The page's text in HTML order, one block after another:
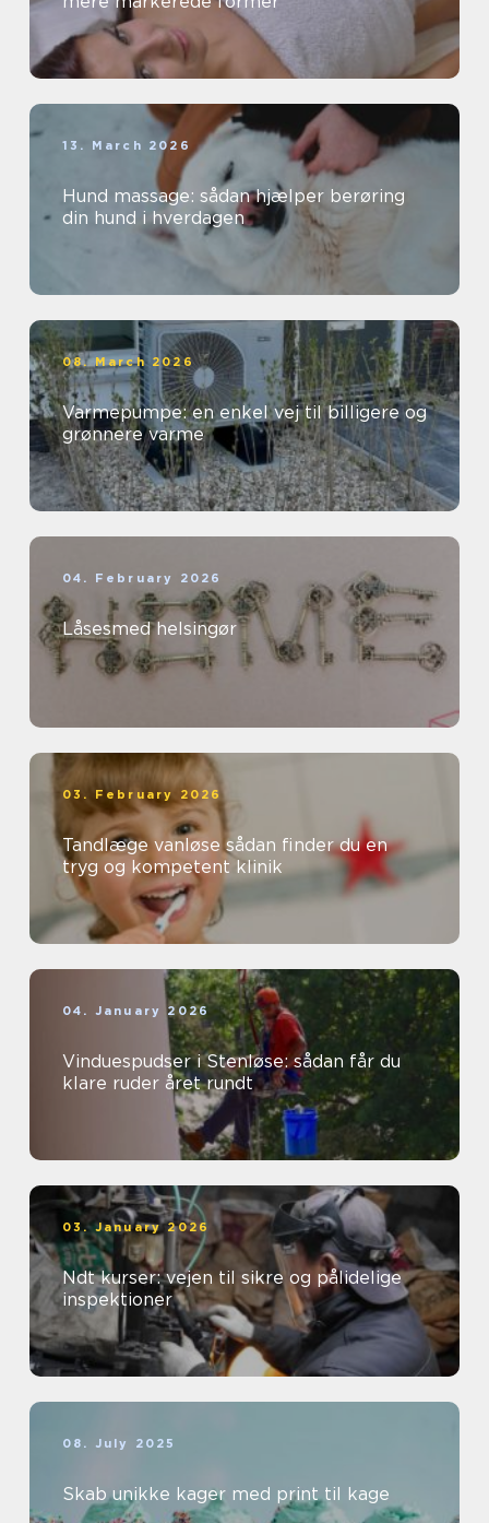
13. March 2026
Hund massage: sådan hjælper berøring
din hund i hverdagen
08. March 2026
Varmepumpe: en enkel vej til billigere og
grønnere varme
04. February 2026
Låsesmed helsingør
03. February 2026
Tandlæge vanløse sådan finder du en
tryg og kompetent klinik
04. January 2026
Vinduespudser i Stenløse: sådan får du
klare ruder året rundt
03. January 2026
Ndt kurser: vejen til sikre og pålidelige
inspektioner
08. July 2025
Skab unikke kager med print til kage